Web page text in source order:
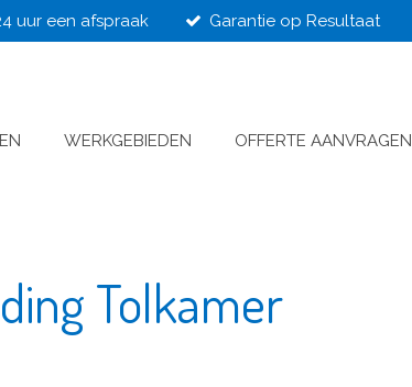
uur een afspraak Garantie op Resultaat
WERKGEBIEDEN OFFERTE AANVRAGEN
Tolkamer